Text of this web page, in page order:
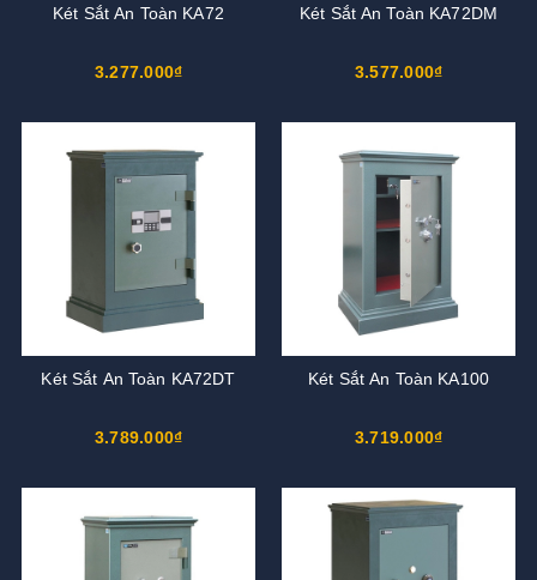
Két Sắt An Toàn KA72
3.277.000₫
Két Sắt An Toàn KA72DM
3.577.000₫
Két Sắt An Toàn KA72DT
3.789.000₫
Két Sắt An Toàn KA100
3.719.000₫